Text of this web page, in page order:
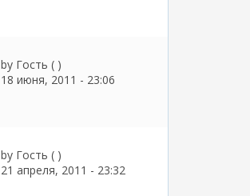
by Гость ( )
18 июня, 2011 - 23:06
by Гость ( )
21 апреля, 2011 - 23:32